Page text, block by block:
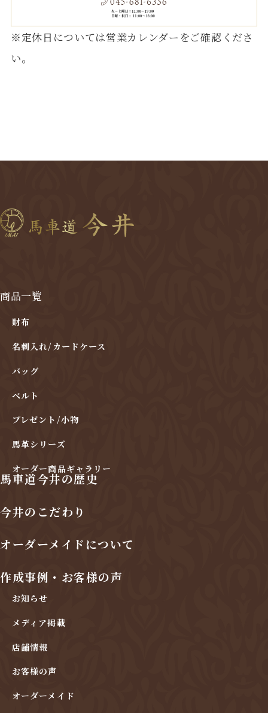
※定休日については営業カレンダーをご確認くださ
い。
商品一覧
財布
名刺入れ/カードケース
バッグ
ベルト
プレゼント/小物
馬革シリーズ
オーダー商品ギャラリー
馬車道今井の歴史
今井のこだわり
オーダーメイドについて
作成事例・お客様の声
お知らせ
メディア掲載
店舗情報
お客様の声
オーダーメイド